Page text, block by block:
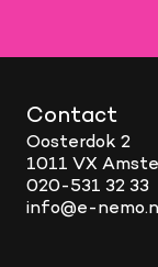
Contact
Oosterdok 2
1011 VX
020-531 32 33
info@e-nemo.nl